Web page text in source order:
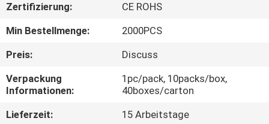
UNS
FABRIK-
AUSFLUG
QUALITÄTSKONTROLLE
Zertifizierung:
CE ROHS
Min Bestellmenge:
2000PCS
Preis:
Discuss
Verpackung
Informationen:
1pc/pack, 10packs/box,
40boxes/carton
Lieferzeit:
15 Arbeitstage